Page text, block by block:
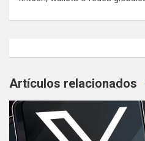
Artículos relacionados